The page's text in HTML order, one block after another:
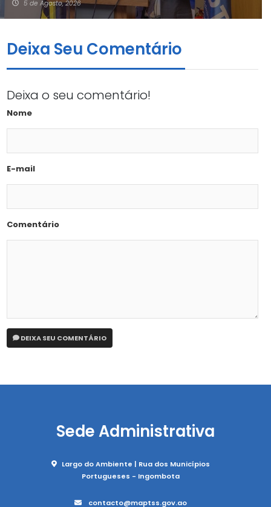
5 de Agosto, 2026
Deixa Seu Comentário
Deixa o seu comentário!
Nome
E-mail
Comentário
DEIXA SEU COMENTÁRIO
Sede Administrativa
Largo do Ambiente | Rua dos Municípios
Portugueses - Ingombota
contacto@maptss.gov.ao